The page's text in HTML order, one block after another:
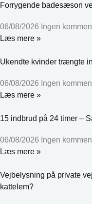
Forrygende badesæson
06/08/2026 Ingen
Læs mere »
Ukendte kvinder trængte
06/08/2026 Ingen
Læs mere »
15 indbrud på 24 timer –
06/08/2026 Ingen
Læs mere »
Vejbelysning på private
kattelem?